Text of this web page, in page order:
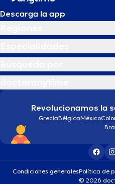
Descarga la app
Revolucionamos la
GreciaBélgicaMéxico
Condiciones generalesPolítica de
© 2026